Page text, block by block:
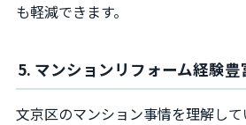
も軽減できます。
5. マンションリフォーム経験
文京区のマンション事情を理解し